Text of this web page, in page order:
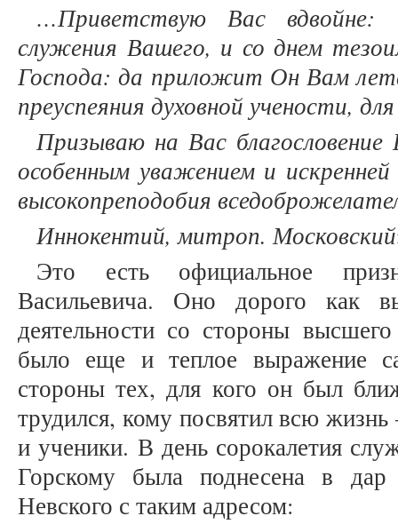
…Приветствую Вас вдвойне:
служения Вашего, и со днем
Господа: да приложит Он Вам
преуспеяния духовной учености,
Призываю на Вас
особенным уважением и
высокопреподобия
Иннокентий, митроп. Московский
Это есть официальное
Васильевича. Оно дорого как
деятельности со стороны
было еще и теплое выражение
стороны тех, для кого он был
трудился, кому посвятил всю
и ученики. В день сорокалетия
Горскому была поднесена в дар
Невского с таким адресом: